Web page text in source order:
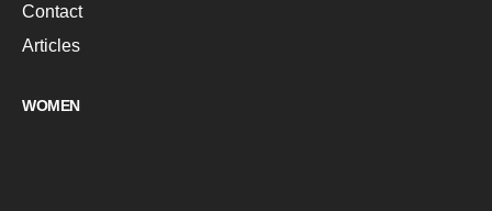
Contact
Articles
WOMEN